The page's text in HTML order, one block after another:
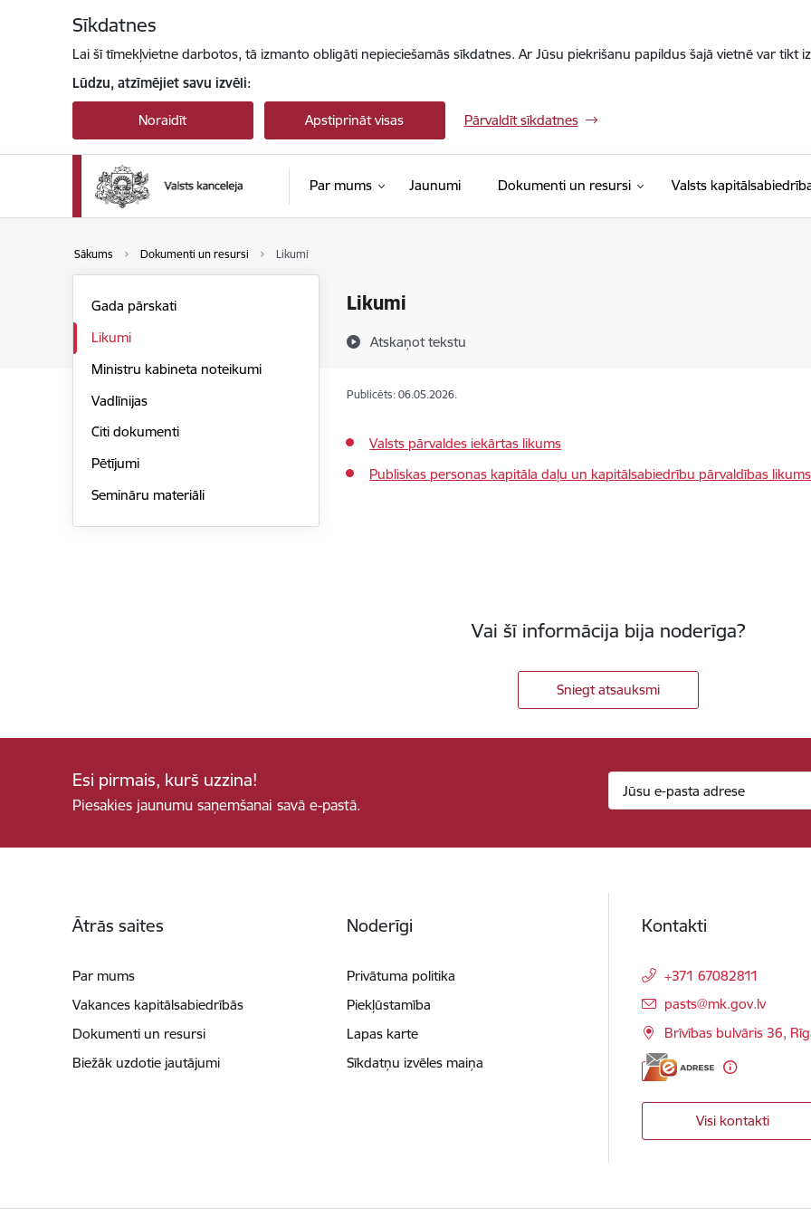
Sīkdatnes
Lai šī tīmekļvietne darbotos, tā izmanto obligāti nepieciešamās sīkdatnes. Ar Jūsu piekrišanu papildus šajā vietnē var tikt
Lūdzu, atzīmējiet savu izvēli:
Noraidīt Apstiprināt visas Pārvaldīt sīkdatnes
Par mums Jaunumi Dokumenti un resursi Valsts
Sākums Dokumenti un resursi Likumi
Likumi
Atskaņot tekstu
Gada pārskati
Likumi
Ministru kabineta noteikumi
Vadlīnijas
Citi dokumenti
Pētījumi
Semināru materiāli
Publicēts: 06.05.2026.
Valsts pārvaldes iekārtas likums
Publiskas personas kapitāla daļu un kapitālsabiedrību pārvaldības likums
Vai šī informācija bija noderīga?
Sniegt atsauksmi
Esi pirmais, kurš uzzina!
Piesakies jaunumu saņemšanai savā e-pastā.
Ātrās saites
Par mums
Vakances kapitālsabiedrībās
Dokumenti un resursi
Biežāk uzdotie jautājumi
Noderīgi
Privātuma politika
Piekļūstamība
Lapas karte
Sīkdatņu izvēles maiņa
Kontakti
+371 67082811
E-pasts:
pasts@mk.gov.lv
Brīvības bulvāris 36,
Visi kontakti